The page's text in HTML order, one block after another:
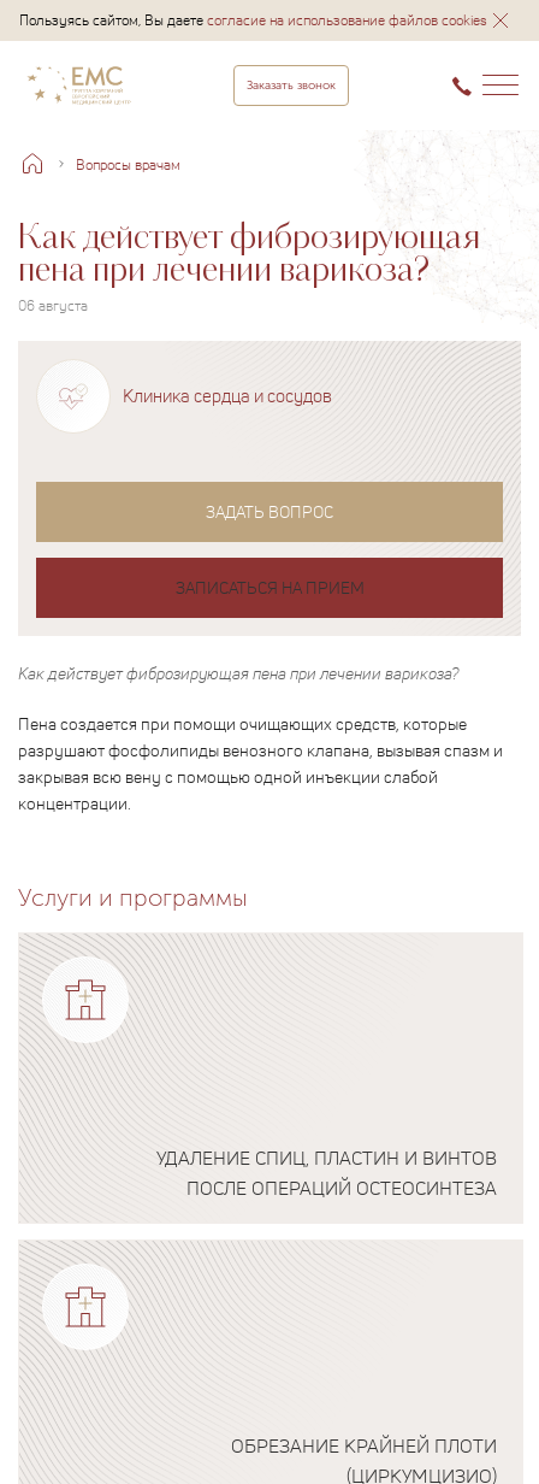
Пользуясь сайтом, Вы даетесогласие на использование файлов cookies
Заказать звонок
Вопросы врачам
Как действует фиброзирующая
пена при лечении варикоза?
06 августа
Клиника сердца и сосудов
ЗАДАТЬ ВОПРОС
ЗАПИСАТЬСЯ НА ПРИЕМ
Как действует фиброзирующая пена при лечении варикоза?
Пена создается при помощи очищающих средств, которые
разрушают фосфолипиды венозного клапана, вызывая спазм и
закрывая всю вену с помощью одной инъекции слабой
концентрации.
Услуги и программы
УДАЛЕНИЕ СПИЦ, ПЛАСТИН И ВИНТОВ
ПОСЛЕ ОПЕРАЦИЙ ОСТЕОСИНТЕЗА
Подробнее о программе
ОБРЕЗАНИЕ КРАЙНЕЙ ПЛОТИ
(ЦИРКУМЦИЗИО)